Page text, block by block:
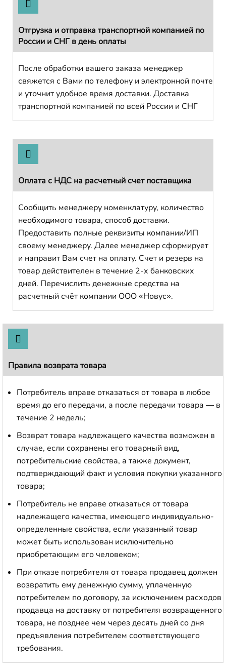
Отгрузка и отправка транспортной компанией по
России и СНГ в день оплаты
После обработки вашего заказа менеджер
свяжется с Вами по телефону и электронной почте
и уточнит удобное время доставки. Доставка
транспортной компанией по всей России и СНГ
Оплата с НДС на расчетный счет поставщика
Сообщить менеджеру номенклатуру, количество
необходимого товара, способ доставки.
Предоставить полные реквизиты компании/ИП
своему менеджеру. Далее менеджер сформирует
и направит Вам счет на оплату. Счет и резерв на
товар действителен в течение 2-х банковских
дней. Перечислить денежные средства на
расчетный счёт компании ООО «Новус».
Правила возврата товара
Потребитель вправе отказаться от товара в любое
время до его передачи, а после передачи товара — в
течение 2 недель;
Возврат товара надлежащего качества возможен в
случае, если сохранены его товарный вид,
потребительские свойства, а также документ,
подтверждающий факт и условия покупки указанного
товара;
Потребитель не вправе отказаться от товара
надлежащего качества, имеющего индивидуально-
определенные свойства, если указанный товар
может быть использован исключительно
приобретающим его человеком;
При отказе потребителя от товара продавец должен
возвратить ему денежную сумму, уплаченную
потребителем по договору, за исключением расходов
продавца на доставку от потребителя возвращенного
товара, не позднее чем через десять дней со дня
предъявления потребителем соответствующего
требования.